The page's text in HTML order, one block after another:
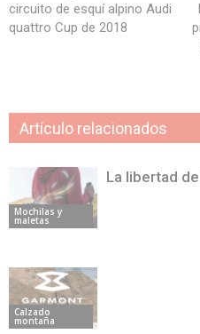
circuito de esquí alpino Audi
quattro Cup de 2018
Artículo relacionados
Mochilas y
maletas
La libertad
Calzado
montaña